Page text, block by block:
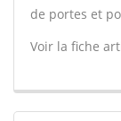
de portes et
Voir la fiche